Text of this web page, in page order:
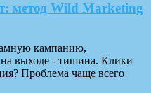
метод Wild Marketing
кампанию,
выходе - тишина. Клики
Проблема чаще всего